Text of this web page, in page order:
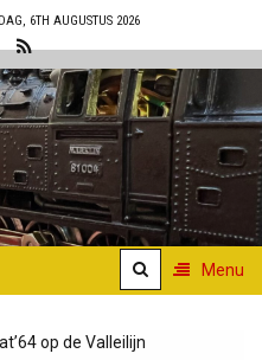
6TH AUGUSTUS 2026
Menu
op de Valleilijn